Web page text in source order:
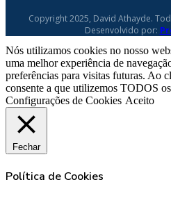
Copyright 2025, David Athayde.
Desenvolvido por:
Nós utilizamos cookies no nosso
uma melhor experiência de
preferências para visitas futuras. Ao
consente a que utilizemos TODOS
Configurações de Cookies Aceito
Fechar
Política de Cookies